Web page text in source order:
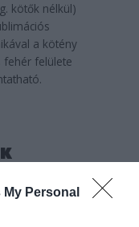
Personal
kötők nélkül)
a kötény
fehér felülete